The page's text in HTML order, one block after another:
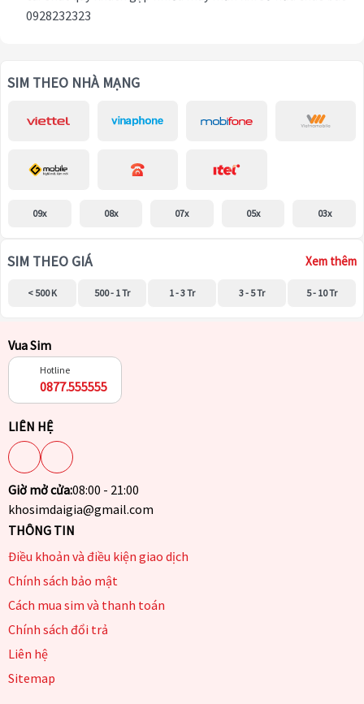
0928232323
SIM THEO NHÀ MẠNG
09x 08x 07x 05x 03x
SIM THEO GIÁ Xem thêm
< 500 K 500 - 1 Tr 1 - 3 Tr 3 - 5 Tr 5 - 10 Tr
Vua Sim
Hotline
0877.555555
LIÊN HỆ
Giờ mở cửa:08:00 - 21:00
khosimdaigia@gmail.com
THÔNG TIN
Điều khoản và điều kiện giao dịch
Chính sách bảo mật
Cách mua sim và thanh toán
Chính sách đổi trả
Liên hệ
Sitemap